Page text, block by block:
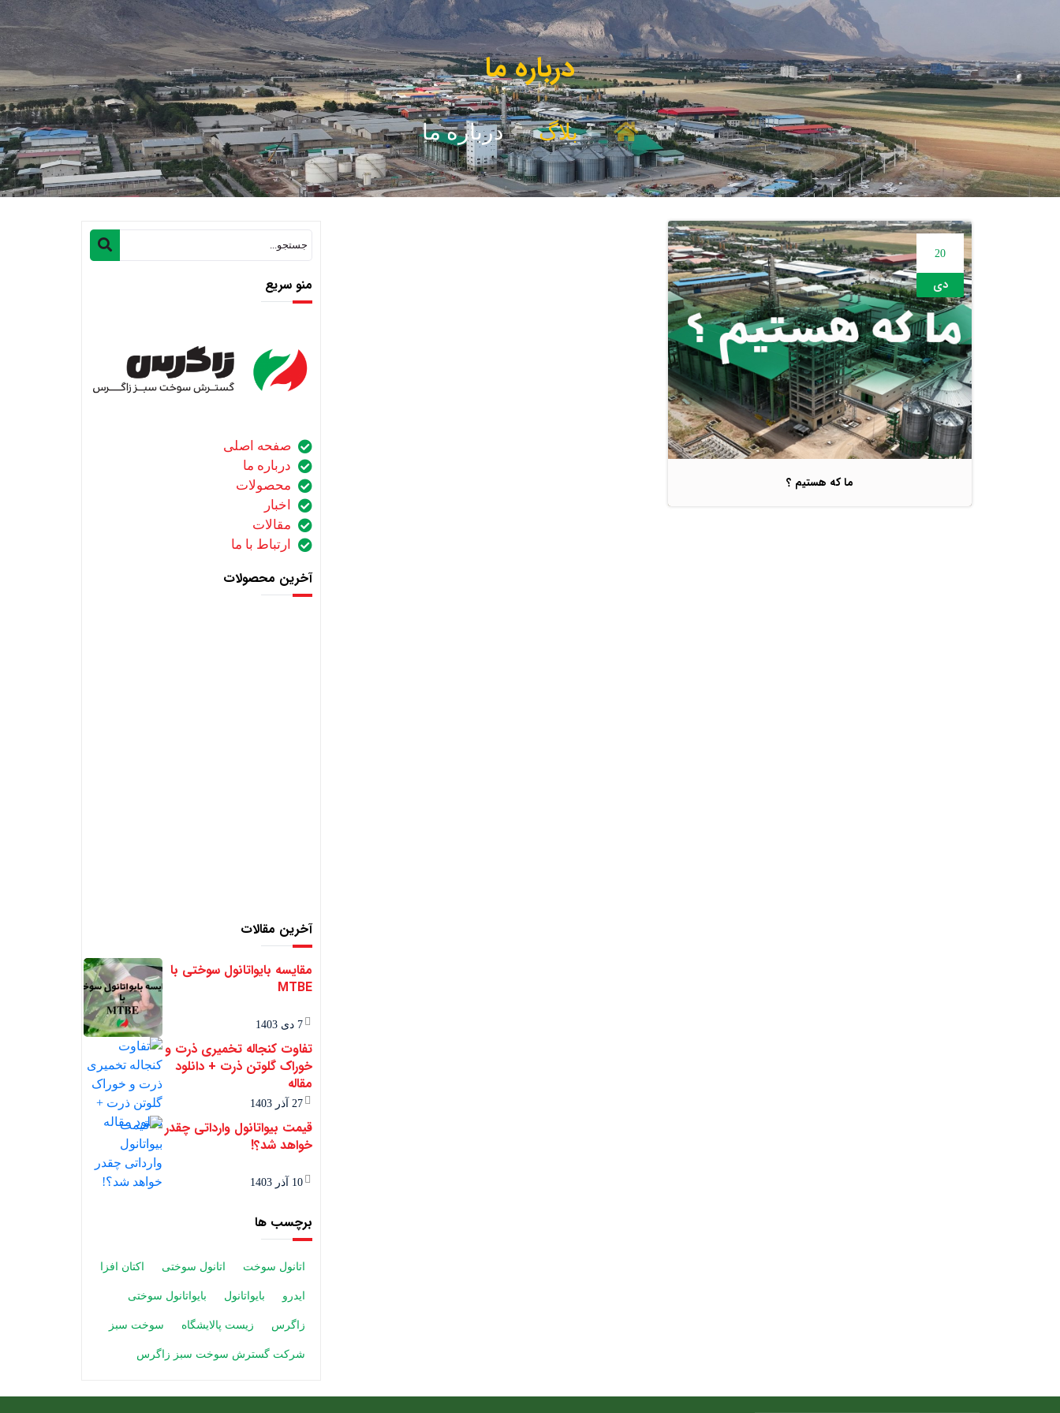
درباره ما
بلاگ درباره ما
ما که هستیم ؟
20
دی منو سریع
صفحه اصلی
درباره ما
محصولات
اخبار
مقالات
ارتباط با ما
آخرین محصولات
آخرین مقالات
مقایسه بایواتانول سوختی با
MTBE
7 دی 1403
تفاوت کنجاله تخمیری ذرت و
خوراک گلوتن ذرت + دانلود
مقاله
27 آذر 1403
قیمت بیواتانول وارداتی چقدر
خواهد شد؟!
10 آذر 1403
برچسب ها
اتانول سوخت اتانول سوختی اکتان افزا
ایدرو بایواتانول بایواتانول سوختی
زاگرس زیست پالایشگاه سوخت سبز
شرکت گسترش سوخت سبز زاگرس